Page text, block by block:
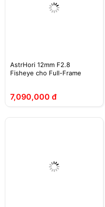
AstrHori 12mm F2.8
Fisheye cho Full-Frame
7,090,000 đ